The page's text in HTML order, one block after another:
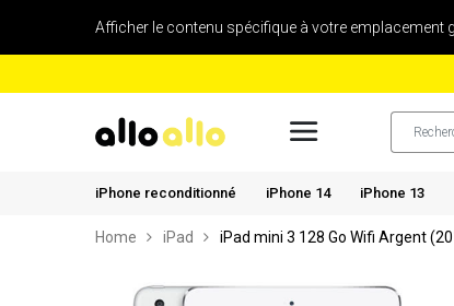
Afficher le contenu spécifique à votre emplacement
iPhone reconditionné iPhone 14 iPhone 13
Home iPad iPad mini 3 128 Go Wifi Argent